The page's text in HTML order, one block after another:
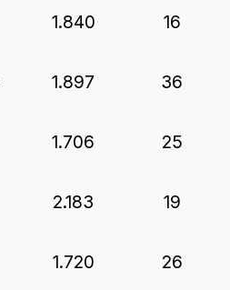
1.840 16
1.897 36
1.706 25
2.183 19
1.720 26